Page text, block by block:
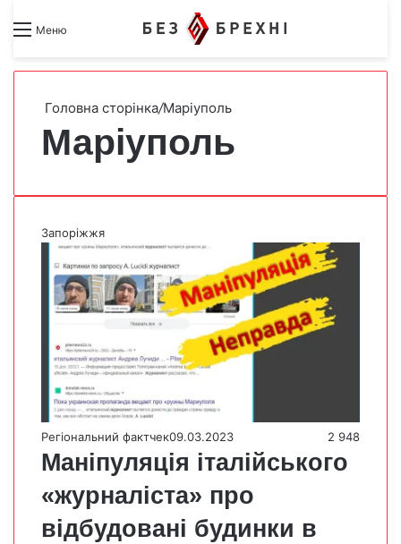
Меню Search forSwitch skin
Головна сторінка/Маріуполь
Маріуполь
Запоріжжя
Регіональний фактчек09.03.2023 2 948
Маніпуляція італійського
«журналіста» про
відбудовані будинки в